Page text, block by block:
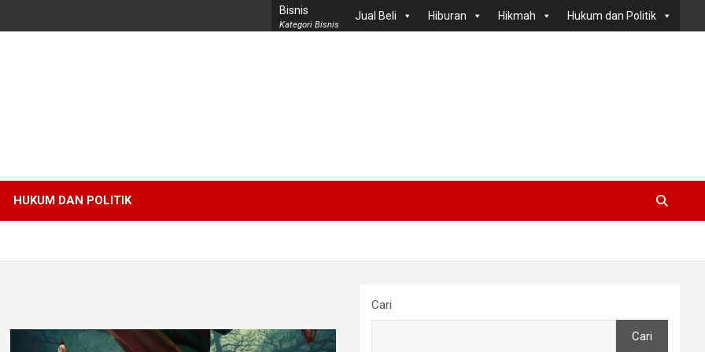
Bisnis
Kategori Bisnis
Jual Beli Hiburan Hikmah Hukum dan Politik
HUKUM DAN POLITIK
Cari
Cari